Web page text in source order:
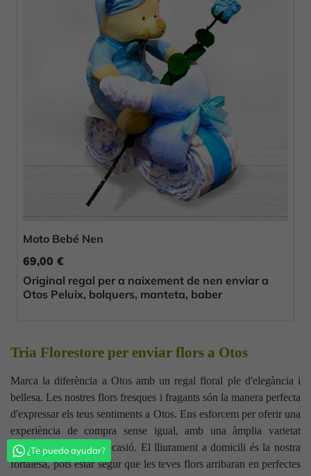
Moto Bebé Nen
69,00 €
Original regal per a naixement de nen enviar a
Otos Peluix, bolquers, manteta, baber
Tria Florestore per enviar flors a Otos
Marca la diferència a Otos amb un regal floral ple d'elegància i
bellesa. Les nostres flors fresques i fragants són la manera perfecta
d'expressar els teus sentiments a Otos. Ens esforcem per oferir una
experiència de compra sense igual, amb una àmplia varietat
d'opcions per a cada ocasió. El lliurament a domicili és la nostra
fortalesa, pots estar segur que les teves flors arribaran en perfectes
¿Te puedo ayudar?